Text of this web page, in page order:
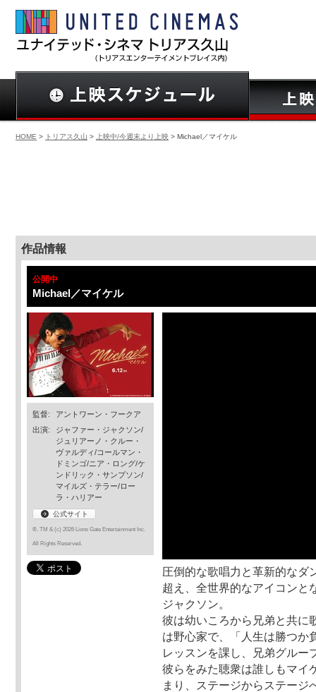
HOME > トリアス久山 > 上映中/今週末より上映 > Michael／マイケル
作品情報
公開中
Michael／マイケル
監督:
アントワーン・フークア
出演:
ジャファー・ジャクソン/
ジュリアーノ・クルー・
ヴァルディ/コールマン・
ドミンゴ/ニア・ロング/ケ
ンドリック・サンプソン/
マイルズ・テラー/ロー
ラ・ハリアー
公式サイト
®, TM & (c) 2026 Lions Gate Entertainment Inc.
All Rights Reserved.
圧倒的な歌唱力と革新的なダ
超え、全世界的なアイコンと
ジャクソン。
彼は幼いころから兄弟と共に
は野心家で、「人生は勝つか
レッスンを課し、兄弟グルー
彼らをみた聴衆は誰しもマイ
まり、ステージからステージ